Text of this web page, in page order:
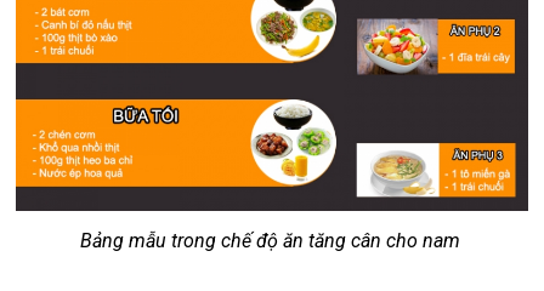
Bảng mẫu trong chế độ ăn tăng cân cho nam